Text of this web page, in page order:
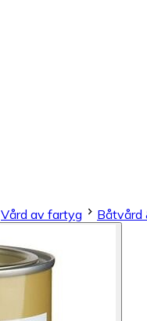
Vård av fartyg Båtvård